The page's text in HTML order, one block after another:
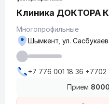
Клиника ДОКТОРА
Многопрофильные
Прием
Шымкент, ул.
+7 776 001 18 36